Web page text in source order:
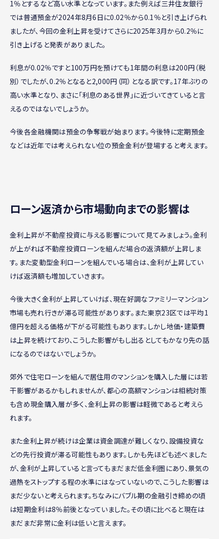
1％とするなど高い水準となっています。また例えば三井住友銀行
では普通預金が2024年8月6日に0.02％から0.1％と引き上げられ
ましたが、今回の金利上昇を受けてさらに2025年3月から0.2％に
引き上げると発表がありました。
利息が0.02％ですと100万円を預けても1年間の利息は200円（税
別）でしたが、0.2％となると2,000円（同）となる訳です。17年ぶりの
高い水準となり、まさに「利息のある世界」に近づいてきていると言
えるのではないでしょうか。
今後各金融機関は預金の争奪戦が始まります。今後特に定期預金
などは近年では考えられない位の預金金利が登場すると考えます。
ローン返済から市場動向までの影響は
金利上昇が不動産投資に与える影響について見てみましょう。金利
が上がれば不動産投資ローンを組んだ場合の返済額が上昇しま
す。また変動型金利ローンを組んでいる場合は、金利が上昇してい
けば返済額も増加していきます。
今後大きく金利が上昇していけば、現在好調なファミリーマンション
市場も売れ行きが滞る可能性があります。また東京23区では平均1
億円を超える価格が下がる可能性もあります。しかし地価・建築費
は上昇を続けており、こうした影響がもし出るとしてもかなり先の話
になるのではないでしょうか。
郊外で住宅ローンを組んで居住用のマンションを購入した層には若
干影響があるかもしれませんが、都心の高額マンションは相続対策
も含め現金購入層が多く、金利上昇の影響は軽微であると考えら
れます。
また金利上昇が続けは企業は資金調達が難しくなり、設備投資な
どの先行投資が滞る可能性もあります。しかも先ほども述べました
が、金利が上昇していると言ってもまだまだ低金利圏にあり、景気の
過熱をストップする程の水準にはなっていないので、こうした影響は
まだ少ないと考えられます。ちなみにバブル期の金融引き締めの頃
は短期金利は8％前後となっていました。その頃に比べると現在は
まだまだ非常に金利は低いと言えます。